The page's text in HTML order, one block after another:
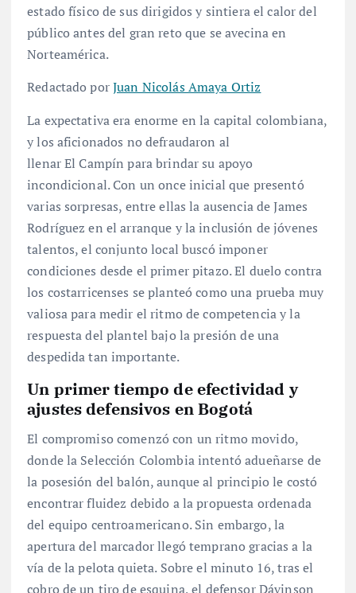
estado físico de sus dirigidos y sintiera el calor del
público antes del gran reto que se avecina en
Norteamérica.
Redactado porJuan Nicolás Amaya Ortiz
La expectativa era enorme en la capital colombiana,
y los aficionados no defraudaron al
llenar El Campín para brindar su apoyo
incondicional. Con un once inicial que presentó
varias sorpresas, entre ellas la ausencia de James
Rodríguez en el arranque y la inclusión de jóvenes
talentos, el conjunto local buscó imponer
condiciones desde el primer pitazo. El duelo contra
los costarricenses se planteó como una prueba muy
valiosa para medir el ritmo de competencia y la
respuesta del plantel bajo la presión de una
despedida tan importante.
Un primer tiempo de efectividad y
ajustes defensivos en Bogotá
El compromiso comenzó con un ritmo movido,
donde la Selección Colombia intentó adueñarse de
la posesión del balón, aunque al principio le costó
encontrar fluidez debido a la propuesta ordenada
del equipo centroamericano. Sin embargo, la
apertura del marcador llegó temprano gracias a la
vía de la pelota quieta. Sobre el minuto 16, tras el
cobro de un tiro de esquina, el defensor Dávinson